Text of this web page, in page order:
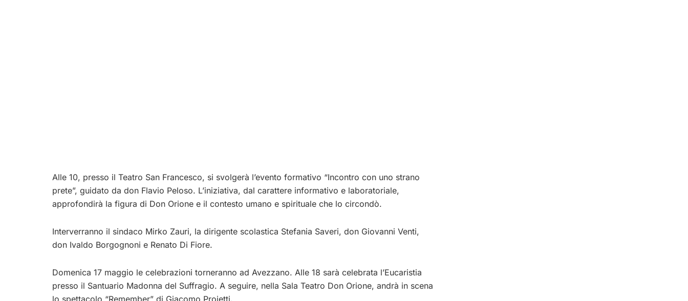
Alle 10, presso il Teatro San Francesco, si svolgerà l’evento formativo “Incontro con uno strano
prete”, guidato da don Flavio Peloso. L’iniziativa, dal carattere informativo e laboratoriale,
approfondirà la figura di Don Orione e il contesto umano e spirituale che lo circondò.
Interverranno il sindaco Mirko Zauri, la dirigente scolastica Stefania Saveri, don Giovanni Venti,
don Ivaldo Borgognoni e Renato Di Fiore.
Domenica 17 maggio le celebrazioni torneranno ad Avezzano. Alle 18 sarà celebrata l’Eucaristia
presso il Santuario Madonna del Suffragio. A seguire, nella Sala Teatro Don Orione, andrà in scena
lo spettacolo “Remember” di Giacomo Proietti.